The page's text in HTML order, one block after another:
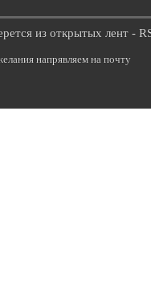
из открытых лент -
напрявляем на почту